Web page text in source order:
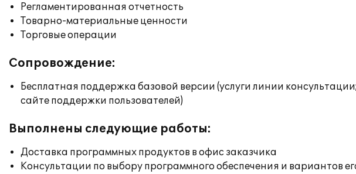
Регламентированная отчетность
Товарно-материальные ценности
Торговые операции
Сопровождение:
Бесплатная поддержка базовой версии (услуги линии
сайте поддержки пользователей)
Выполнены следующие работы:
Доставка программных продуктов в офис заказчика
Консультации по выбору программного обеспечения и вариантов